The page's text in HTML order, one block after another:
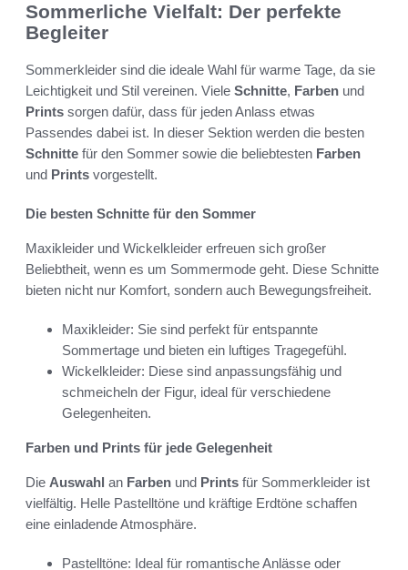
Sommerliche Vielfalt: Der perfekte
Begleiter
Sommerkleider sind die ideale Wahl für warme Tage, da sie
Leichtigkeit und Stil vereinen. Viele Schnitte, Farben und
Prints sorgen dafür, dass für jeden Anlass etwas
Passendes dabei ist. In dieser Sektion werden die besten
Schnitte für den Sommer sowie die beliebtesten Farben
und Prints vorgestellt.
Die besten Schnitte für den Sommer
Maxikleider und Wickelkleider erfreuen sich großer
Beliebtheit, wenn es um Sommermode geht. Diese Schnitte
bieten nicht nur Komfort, sondern auch Bewegungsfreiheit.
Maxikleider: Sie sind perfekt für entspannte
Sommertage und bieten ein luftiges Tragegefühl.
Wickelkleider: Diese sind anpassungsfähig und
schmeicheln der Figur, ideal für verschiedene
Gelegenheiten.
Farben und Prints für jede Gelegenheit
Die Auswahl an Farben und Prints für Sommerkleider ist
vielfältig. Helle Pastelltöne und kräftige Erdtöne schaffen
eine einladende Atmosphäre.
Pastelltöne: Ideal für romantische Anlässe oder